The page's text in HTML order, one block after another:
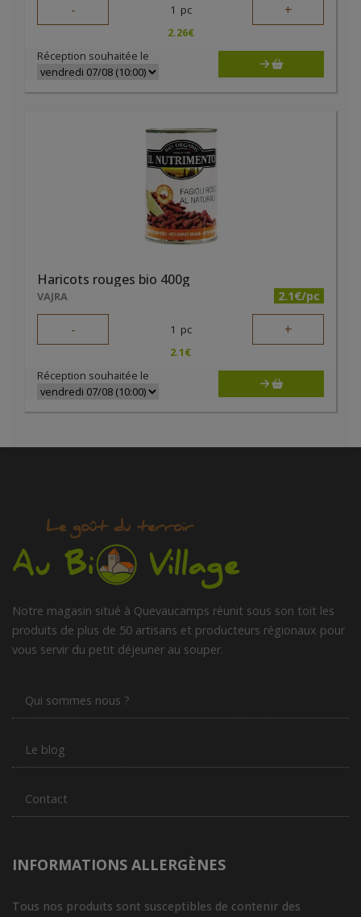
- 1 pc +
2.26€
Réception souhaitée le
Haricots rouges bio 400g
VAJRA 2.1€/pc
- 1 pc +
2.1€
Réception souhaitée le
Notre magasin situé à Quevaucamps réunit sous son toit les
produits de plus de 50 artisans et producteurs régionaux pour
vous servir du petit déjeuner au souper.
Qui sommes nous ?
Le blog
Contact
INFORMATIONS ALLERGÈNES
Tous nos produits sont susceptibles de contenir des